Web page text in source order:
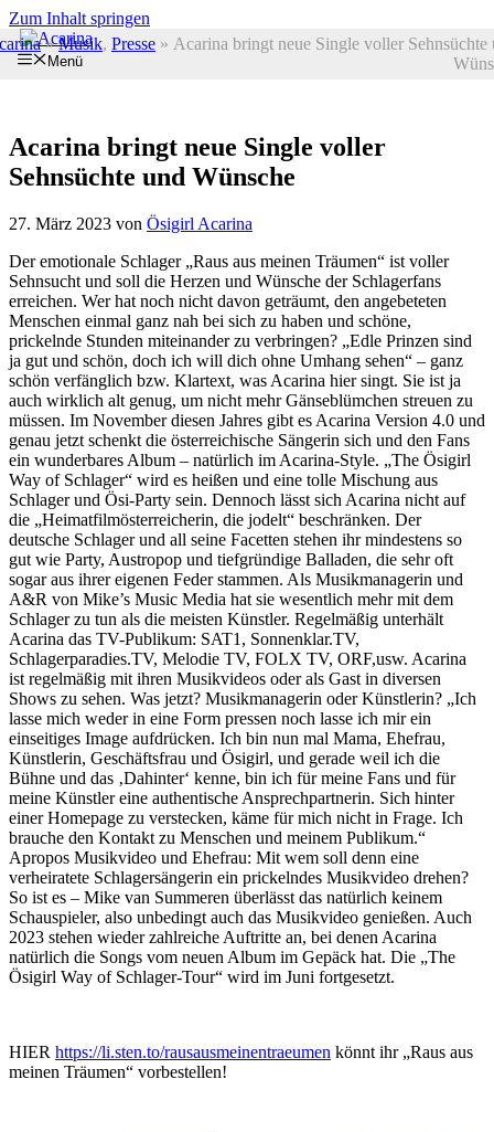
Zum Inhalt springen
Menü
»Musik, Presse » Acarina bringt neue Single voller Sehnsüchte
Acarina bringt neue Single voller
Sehnsüchte und Wünsche
27. März 2023 von Ösigirl Acarina
Der emotionale Schlager „Raus aus meinen Träumen“ ist voller
Sehnsucht und soll die Herzen und Wünsche der Schlagerfans
erreichen. Wer hat noch nicht davon geträumt, den angebeteten
Menschen einmal ganz nah bei sich zu haben und schöne,
prickelnde Stunden miteinander zu verbringen? „Edle Prinzen sind
ja gut und schön, doch ich will dich ohne Umhang sehen“ – ganz
schön verfänglich bzw. Klartext, was Acarina hier singt. Sie ist ja
auch wirklich alt genug, um nicht mehr Gänseblümchen streuen zu
müssen. Im November diesen Jahres gibt es Acarina Version 4.0 und
genau jetzt schenkt die österreichische Sängerin sich und den Fans
ein wunderbares Album – natürlich im Acarina-Style. „The Ösigirl
Way of Schlager“ wird es heißen und eine tolle Mischung aus
Schlager und Ösi-Party sein. Dennoch lässt sich Acarina nicht auf
die „Heimatfilmösterreicherin, die jodelt“ beschränken. Der
deutsche Schlager und all seine Facetten stehen ihr mindestens so
gut wie Party, Austropop und tiefgründige Balladen, die sehr oft
sogar aus ihrer eigenen Feder stammen. Als Musikmanagerin und
A&R von Mike’s Music Media hat sie wesentlich mehr mit dem
Schlager zu tun als die meisten Künstler. Regelmäßig unterhält
Acarina das TV-Publikum: SAT1, Sonnenklar.TV,
Schlagerparadies.TV, Melodie TV, FOLX TV, ORF,usw. Acarina
ist regelmäßig mit ihren Musikvideos oder als Gast in diversen
Shows zu sehen. Was jetzt? Musikmanagerin oder Künstlerin? „Ich
lasse mich weder in eine Form pressen noch lasse ich mir ein
einseitiges Image aufdrücken. Ich bin nun mal Mama, Ehefrau,
Künstlerin, Geschäftsfrau und Ösigirl, und gerade weil ich die
Bühne und das ‚Dahinter‘ kenne, bin ich für meine Fans und für
meine Künstler eine authentische Ansprechpartnerin. Sich hinter
einer Homepage zu verstecken, käme für mich nicht in Frage. Ich
brauche den Kontakt zu Menschen und meinem Publikum.“
Apropos Musikvideo und Ehefrau: Mit wem soll denn eine
verheiratete Schlagersängerin ein prickelndes Musikvideo drehen?
So ist es – Mike van Summeren überlässt das natürlich keinem
Schauspieler, also unbedingt auch das Musikvideo genießen. Auch
2023 stehen wieder zahlreiche Auftritte an, bei denen Acarina
natürlich die Songs vom neuen Album im Gepäck hat. Die „The
Ösigirl Way of Schlager-Tour“ wird im Juni fortgesetzt.
HIER https://li.sten.to/rausausmeinentraeumen könnt ihr „Raus aus
meinen Träumen“ vorbestellen!